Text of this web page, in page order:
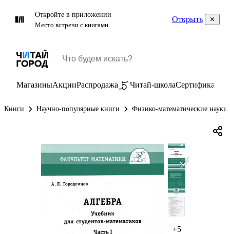
Откройте в приложении
Место встречи с книгами
Открыть
МагазиныАкцииРаспродажа Читай-школаСертификаты
Книги Научно-популярные книги Физико-математические науки
+5